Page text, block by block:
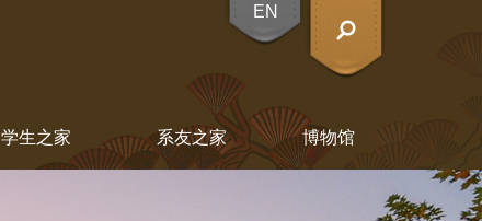
X
EN
学生之家 系友之家 博物馆